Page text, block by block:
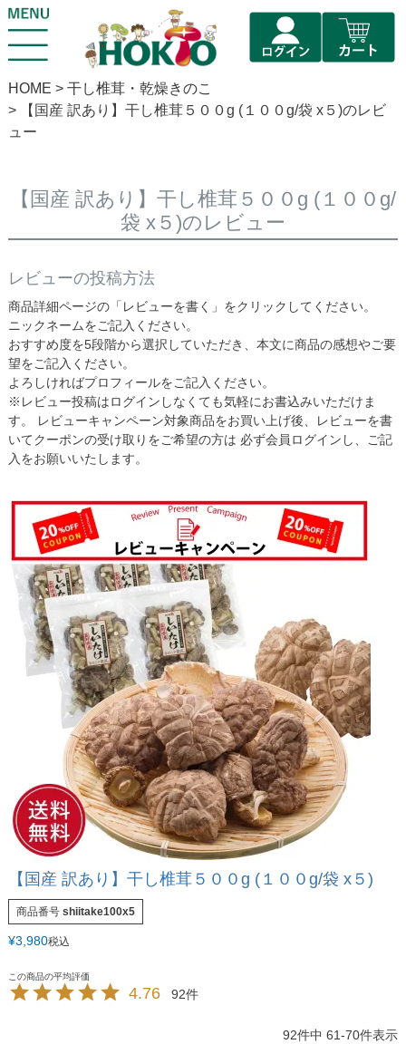
HOME
干し椎茸・乾燥きのこ
【国産 訳あり】干し椎茸５００g (１００g/袋 x５)のレビ
ュー
【国産 訳あり】干し椎茸５００g (１００g/
袋 x５)のレビュー
レビューの投稿方法
商品詳細ページの「レビューを書く」をクリックしてください。
ニックネームをご記入ください。
おすすめ度を5段階から選択していただき、本文に商品の感想やご要
望をご記入ください。
よろしければプロフィールをご記入ください。
※レビュー投稿はログインしなくても気軽にお書込みいただけま
す。 レビューキャンペーン対象商品をお買い上げ後、レビューを書
いてクーポンの受け取りをご希望の方は 必ず会員ログインし、ご記
入をお願いいたします。
【国産 訳あり】干し椎茸５００g (１００g/袋 x５)
商品番号 shiitake100x5
¥3,980税込
4.76 92
92件中 61-70件表示